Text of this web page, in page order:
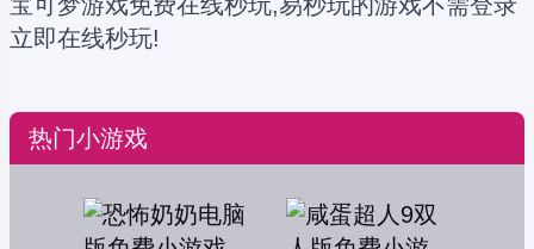
立即在线秒玩!
热门小游戏